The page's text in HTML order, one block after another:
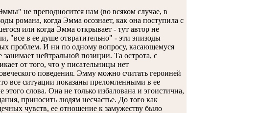
не преподносится нам (во всяком случае, в
романа, когда Эмма осознает, как она поступила с
или когда Эмма открывает - тут автор не
"все в ее душе отвратительно" - эти эпизоды
проблем. И ни по одному вопросу, касающемуся
нейтральной позиции. Та острота, с
от того, что у писательницы нет
поведения. Эмму можно считать героиней
все ситуации показаны преломленными в ее
слова. Она не только избалована и эгоистична,
приносить людям несчастье. До того как
чувств, ее отношение к замужеству было